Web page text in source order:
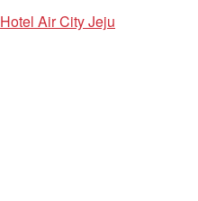
Hotel Air City Jeju